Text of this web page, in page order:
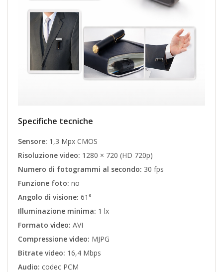
Specifiche tecniche
Sensore: 1,3 Mpx CMOS
Risoluzione video: 1280 × 720 (HD 720p)
Numero di fotogrammi al secondo: 30 fps
Funzione foto: no
Angolo di visione: 61°
Illuminazione minima: 1 lx
Formato video: AVI
Compressione video: MJPG
Bitrate video: 16,4 Mbps
Audio: codec PCM